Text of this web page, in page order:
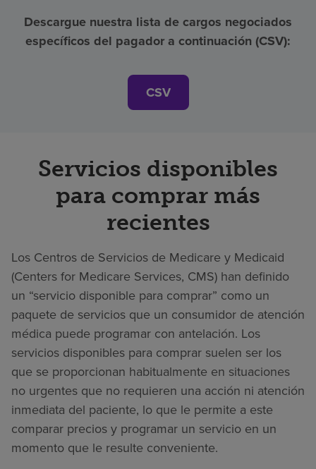
Descargue nuestra lista de cargos negociados
específicos del pagador a continuación (CSV):
CSV
Servicios disponibles
para comprar más
recientes
Los Centros de Servicios de Medicare y Medicaid
(Centers for Medicare Services, CMS) han definido
un “servicio disponible para comprar” como un
paquete de servicios que un consumidor de atención
médica puede programar con antelación. Los
servicios disponibles para comprar suelen ser los
que se proporcionan habitualmente en situaciones
no urgentes que no requieren una acción ni atención
inmediata del paciente, lo que le permite a este
comparar precios y programar un servicio en un
momento que le resulte conveniente.